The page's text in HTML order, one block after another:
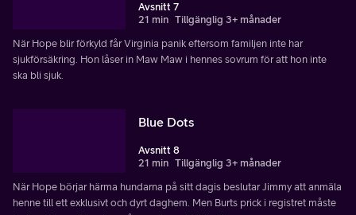
Avsnitt 7
21 min Tillgänglig 3+ månader
När Hope blir förkyld får Virginia panik eftersom familjen inte har
sjukförsäkring. Hon låser in Maw Maw i hennes sovrum för att hon inte
ska bli sjuk.
Blue Dots
Avsnitt 8
21 min Tillgänglig 3+ månader
När Hope börjar härma hundarna på sitt dagis beslutar Jimmy att anmäla
henne till ett exklusivt och dyrt daghem. Men Burts prick i registret måste